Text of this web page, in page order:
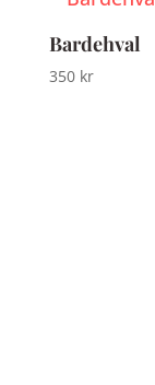
Bardehval
350 kr